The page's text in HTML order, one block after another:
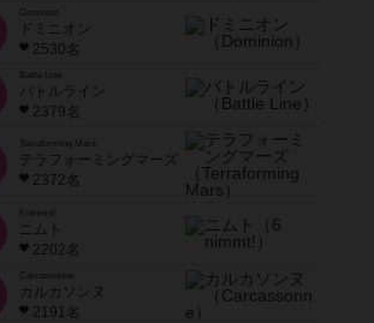
ドミニオン
2530名
Battle Line
バトルライン
2379名
Terraforming Mars
テラフォーミングマーズ
2372名
ニムト
2202名
Carcassonne
カルカソンヌ
2191名